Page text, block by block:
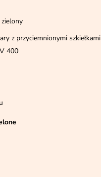
zielony
z przyciemnionymi szkiełkami
400